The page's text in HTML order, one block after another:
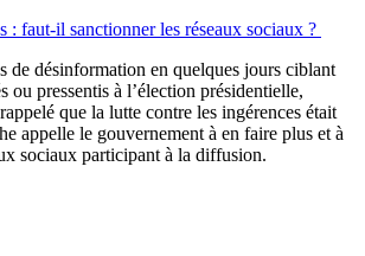
: faut-il sanctionner les réseaux sociaux ?
de désinformation en quelques jours ciblant
ou pressentis à l’élection présidentielle,
que la lutte contre les ingérences était
appelle le gouvernement à en faire plus et à
sociaux participant à la diffusion.